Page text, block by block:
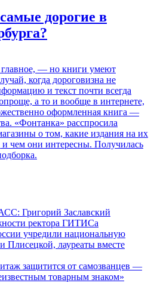
дорогие в
— но книги умеют
когда дороговизна не
и текст почти всегда
а то и вообще в интернете,
оформленная книга —
«Фонтанка» расспросила
о том, какие издания на их
чем они интересны. Получилась
Григорий Заславский
ректора ГИТИСа
учредили национальную
лауреаты вместе
защитится от самозванцев —
товарным знаком»